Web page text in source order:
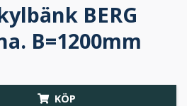
BERG
B=1200mm
KÖP